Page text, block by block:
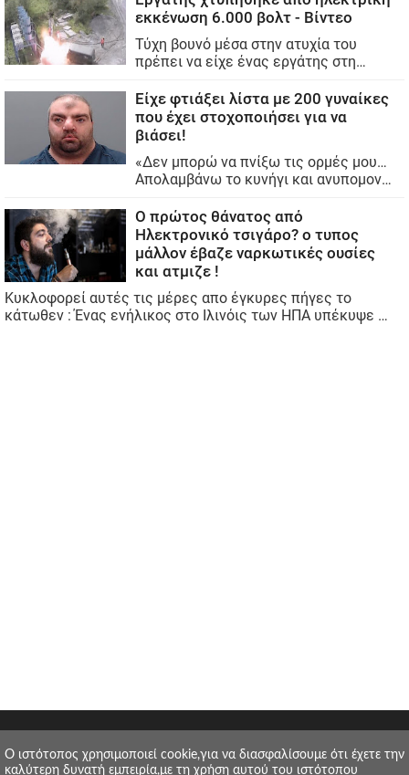
O ιστότοπος χρησιμοποιεί cookie,για να διασφαλίσουμε ότι έχετε την
καλύτερη δυνατή εμπειρία,με τη χρήση αυτού του ιστότοπου